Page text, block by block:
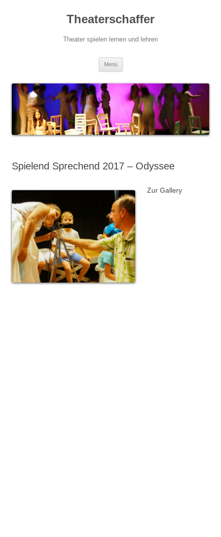
Theaterschaffer
Theater spielen lernen und lehren
Menü
Spielend Sprechend 2017 – Odyssee
Zur Gallery